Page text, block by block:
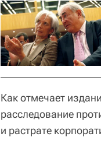
Как отмечает
расследование
и растрате